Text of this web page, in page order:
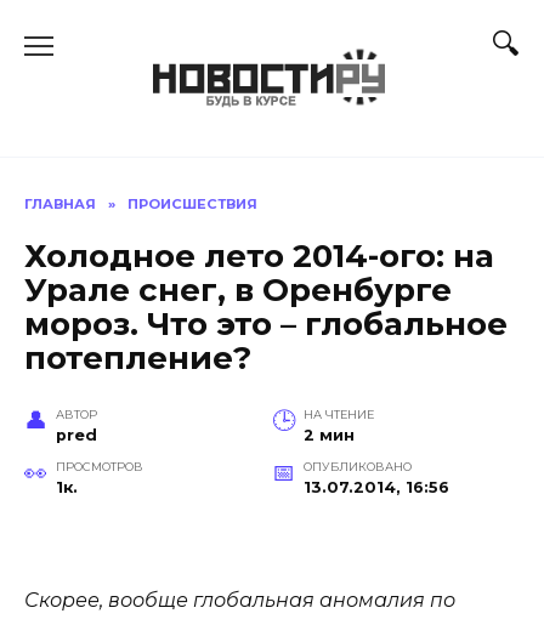
ГЛАВНАЯ » ПРОИСШЕСТВИЯ
Холодное лето 2014-ого: на
Урале снег, в Оренбурге
мороз. Что это – глобальное
потепление?
АВТОР
pred
НА ЧТЕНИЕ
2 мин
ПРОСМОТРОВ
1к.
ОПУБЛИКОВАНО
13.07.2014, 16:56
Скорее, вообще глобальная аномалия по